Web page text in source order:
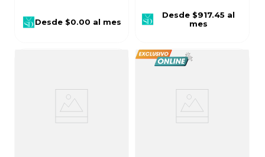
Desde$0.00 al mes
Desde$917.45 al
mes